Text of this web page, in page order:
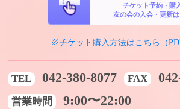
チケット予約・購
友の会の入会・更新
※チケット購入方法はこちら（
TEL 042-380-8077 FAX
営業時間 9:00〜22:00